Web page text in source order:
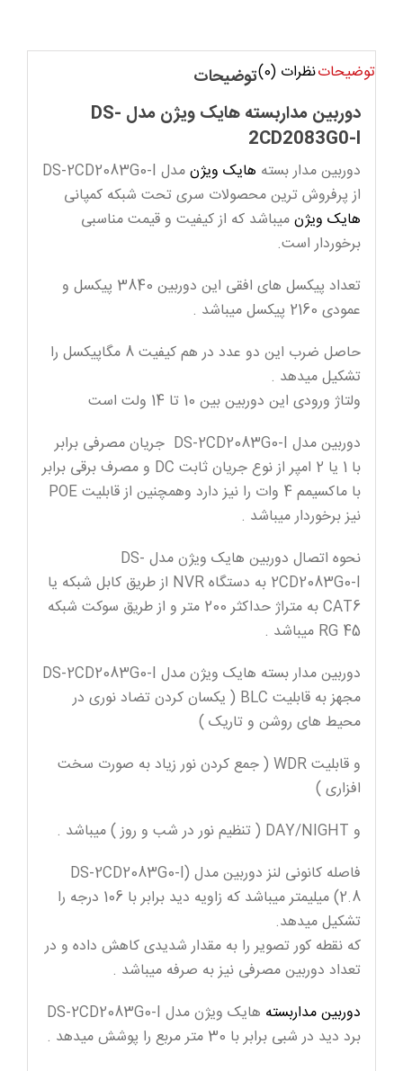
توضیحاتنظرات (0) توضیحات
دوربین مداربسته هایک ویژن مدل DS-
2CD2083G0-I
دوربین مدار بسته هایک ویژن
مدل DS-2CD2083G0-I
از پرفروش ترین محصولات سری تحت شبکه کمپانی
هایک ویژنمیباشد که از کیفیت و قیمت مناسبی
برخوردار است.
تعداد پیکسل های افقی این دوربین 3840 پیکسل و
عمودی 2160 پیکسل میباشد .
حاصل ضرب این دو عدد در هم کیفیت 8 مگاپیکسل را
تشکیل میدهد .
ولتاژ ورودی این دوربین بین 10 تا 14 ولت است
دوربین مدل DS-2CD2083G0-I جریان مصرفی برابر
با 1 یا 2 امپر از نوع جریان ثابت DC و مصرف برقی برابر
با ماکسیمم 4 وات را نیز دارد وهمچنین از قابلیت POE
نیز برخوردار میباشد .
نحوه اتصال دوربین هایک ویژن مدل DS-
2CD2083G0-I به دستگاه NVR از طریق کابل شبکه یا
CAT6 به متراژ حداکثر 200 متر و از طریق سوکت شبکه
RG 45 میباشد .
دوربین مدار بسته هایک ویژن مدل DS-2CD2083G0-I
مجهز به قابلیت BLC ( یکسان کردن تضاد نوری در
محیط های روشن و تاریک )
و قابلیت WDR ( جمع کردن نور زیاد به صورت سخت
افزاری )
و DAY/NIGHT ( تنظیم نور در شب و روز ) میباشد .
فاصله کانونی لنز دوربین مدل (DS-2CD2083G0-I
(2.8 میلیمتر میباشد که زاویه دید برابر با 106 درجه را
تشکیل میدهد.
که نقطه کور تصویر را به مقدار شدیدی کاهش داده و در
تعداد دوربین مصرفی نیز به صرفه میباشد .
دوربین مداربسته
هایک ویژن مدل DS-2CD2083G0-I
برد دید در شبی برابر با 30 متر مربع را پوشش میدهد .